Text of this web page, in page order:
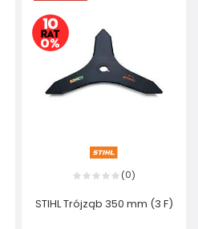
(0)
STIHL Trójząb 350 mm (3 F)